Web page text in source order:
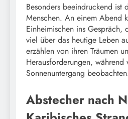
Besonders beeindruckend ist
Menschen. An einem Abend
Einheimischen ins Gespräch,
viel über das heutige Leben
erzählen von ihren Träumen
Herausforderungen, während
Sonnenuntergang
Abstecher nach